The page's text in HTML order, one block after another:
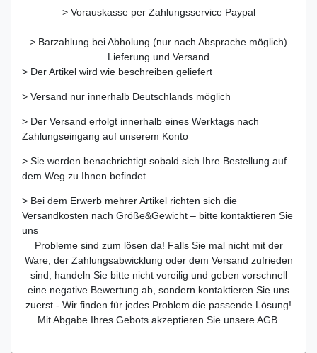
> Vorauskasse per Zahlungsservice Paypal
> Barzahlung bei Abholung (nur nach Absprache möglich)
Lieferung und Versand
> Der Artikel wird wie beschreiben geliefert
> Versand nur innerhalb Deutschlands möglich
> Der Versand erfolgt innerhalb eines Werktags nach
Zahlungseingang auf unserem Konto
> Sie werden benachrichtigt sobald sich Ihre Bestellung auf
dem Weg zu Ihnen befindet
> Bei dem Erwerb mehrer Artikel richten sich die
Versandkosten nach Größe&Gewicht – bitte kontaktieren Sie
uns
Probleme sind zum lösen da! Falls Sie mal nicht mit der
Ware, der Zahlungsabwicklung oder dem Versand zufrieden
sind, handeln Sie bitte nicht voreilig und geben vorschnell
eine negative Bewertung ab, sondern kontaktieren Sie uns
zuerst - Wir finden für jedes Problem die passende Lösung!
Mit Abgabe Ihres Gebots akzeptieren Sie unsere AGB.